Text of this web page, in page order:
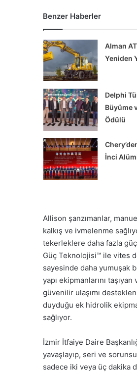
Benzer Haberler
Alman
Yeniden
Delphi
Büyüme
Ödülü
İnci
Allison şanzımanlar,
kalkış ve ivmelenme
tekerleklere daha fazla
Güç Teknolojisi™ ile vites
sayesinde daha yumuşak
yapı ekipmanlarını
güvenilir ulaşımı
duyduğu ek hidrolik
sağlıyor.
İzmir İtfaiye Daire
yavaşlayıp, seri ve
sadece iki veya üç dakika
Delphi Türkiye’ye Sürdürülebilir